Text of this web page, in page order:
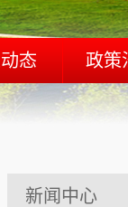
态 政策
法律
新闻中心